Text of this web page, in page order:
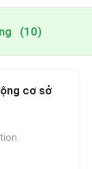
(10)
cơ sở